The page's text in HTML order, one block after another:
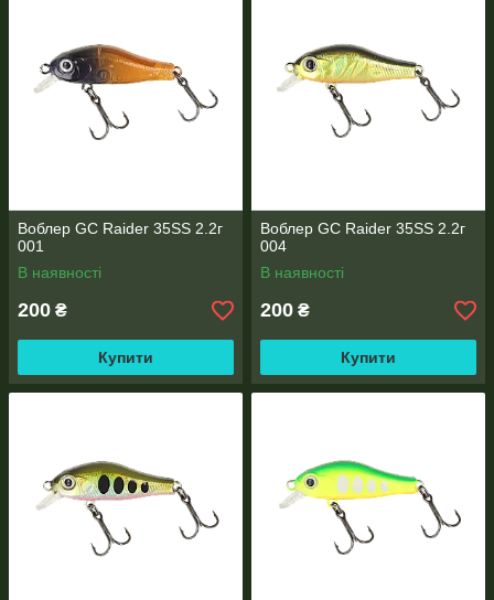
Воблер GC Raider 35SS 2.2г
001
В наявності
200 ₴
Купити
Воблер GC Raider 35SS 2.2г
004
В наявності
200 ₴
Купити